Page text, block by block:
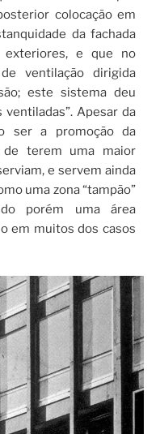
colocação em
da fachada
exteriores, e que no
ventilação dirigida
este sistema deu
ventiladas”. Apesar da
ser a promoção da
de terem uma maior
e servem ainda
uma zona “tampão”
porém uma área
em muitos dos casos